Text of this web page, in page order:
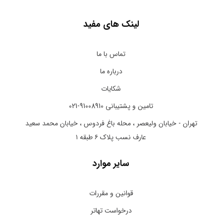
لینک های مفید
تماس با ما
درباره ما
شکایات
تامین و پشتیبانی 91008910-021
تهران - خیابان ولیعصر ، محله باغ فردوس ، خیابان محمد سعید
عارف نسب پلاک ۶ طبقه ۱
سایر موارد
قوانین و مقررات
درخواست تهاتر